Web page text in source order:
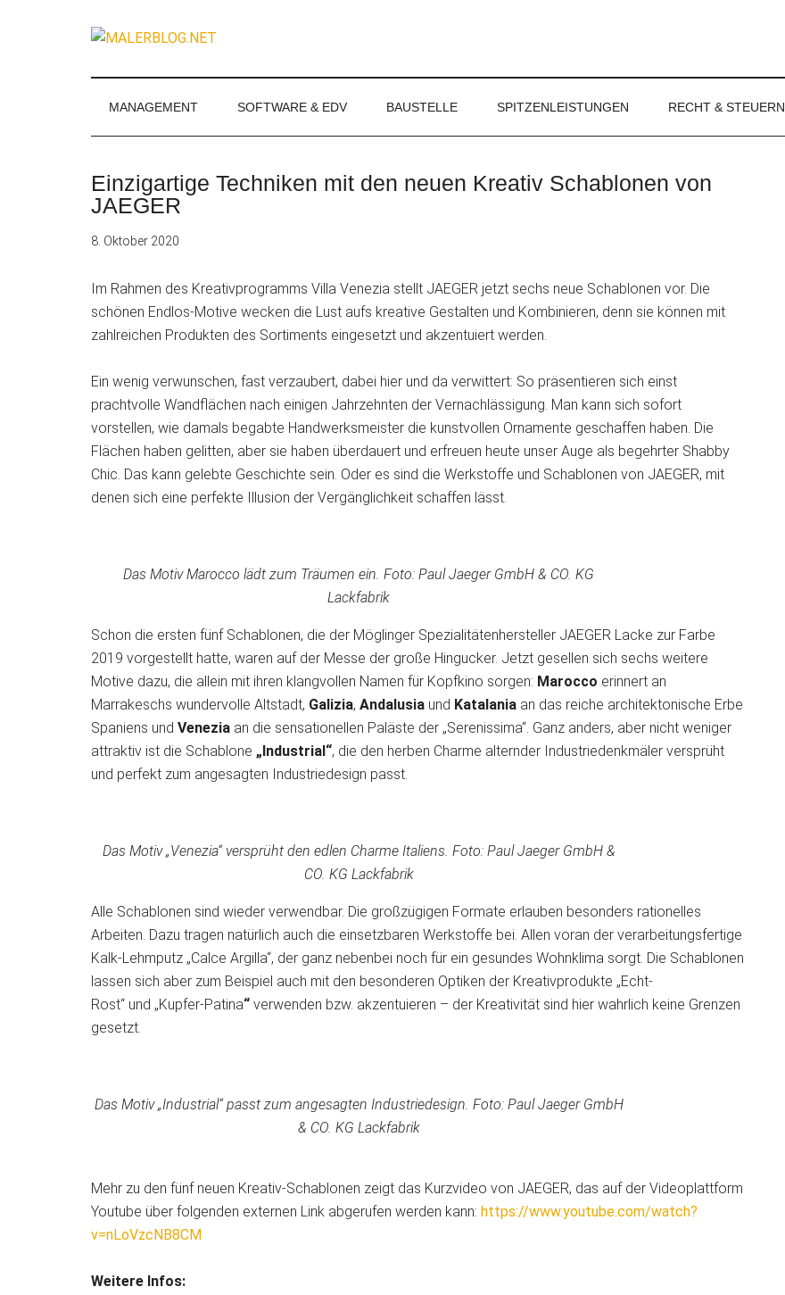
MALERBLOG.NET
Magazin
Stuckateure
MANAGEMENT SOFTWARE & EDV BAUSTELLE SPITZENLEISTUNGEN RECHT & STEUERN
Einzigartige Techniken mit den neuen Kreativ Schablonen von
JAEGER
8. Oktober 2020
Im Rahmen des Kreativprogramms Villa Venezia stellt JAEGER jetzt sechs neue Schablonen vor. Die
schönen Endlos-Motive wecken die Lust aufs kreative Gestalten und Kombinieren, denn sie können mit
zahlreichen Produkten des Sortiments eingesetzt und akzentuiert werden.
Ein wenig verwunschen, fast verzaubert, dabei hier und da verwittert: So präsentieren sich einst
prachtvolle Wandflächen nach einigen Jahrzehnten der Vernachlässigung. Man kann sich sofort
vorstellen, wie damals begabte Handwerksmeister die kunstvollen Ornamente geschaffen haben. Die
Flächen haben gelitten, aber sie haben überdauert und erfreuen heute unser Auge als begehrter Shabby
Chic. Das kann gelebte Geschichte sein. Oder es sind die Werkstoffe und Schablonen von JAEGER, mit
denen sich eine perfekte Illusion der Vergänglichkeit schaffen lässt.
Das Motiv Marocco lädt zum Träumen ein. Foto: Paul Jaeger GmbH & CO. KG
Lackfabrik
Schon die ersten fünf Schablonen, die der Möglinger Spezialitätenhersteller JAEGER Lacke zur Farbe
2019 vorgestellt hatte, waren auf der Messe der große Hingucker. Jetzt gesellen sich sechs weitere
Motive dazu, die allein mit ihren klangvollen Namen für Kopfkino sorgen: Marocco erinnert an
Marrakeschs wundervolle Altstadt, Galizia, Andalusia und Katalania an das reiche architektonische Erbe
Spaniens und Venezia an die sensationellen Paläste der „Serenissima“. Ganz anders, aber nicht weniger
attraktiv ist die Schablone „Industrial“, die den herben Charme alternder Industriedenkmäler versprüht
und perfekt zum angesagten Industriedesign passt.
Das Motiv „Venezia“ versprüht den edlen Charme Italiens. Foto: Paul Jaeger GmbH &
CO. KG Lackfabrik
Alle Schablonen sind wieder verwendbar. Die großzügigen Formate erlauben besonders rationelles
Arbeiten. Dazu tragen natürlich auch die einsetzbaren Werkstoffe bei. Allen voran der verarbeitungsfertige
Kalk-Lehmputz „Calce Argilla“, der ganz nebenbei noch für ein gesundes Wohnklima sorgt. Die Schablonen
lassen sich aber zum Beispiel auch mit den besonderen Optiken der Kreativprodukte „Echt-
Rost“ und „Kupfer-Patina“ verwenden bzw. akzentuieren – der Kreativität sind hier wahrlich keine Grenzen
gesetzt.
Das Motiv „Industrial“ passt zum angesagten Industriedesign. Foto: Paul Jaeger GmbH
& CO. KG Lackfabrik
Mehr zu den fünf neuen Kreativ-Schablonen zeigt das Kurzvideo von JAEGER, das auf der Videoplattform
Youtube über folgenden externen Link abgerufen werden kann: https://www.youtube.com/watch?
v=nLoVzcNB8CM
Weitere Infos: